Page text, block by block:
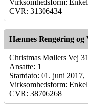
Virksomhedsform:
CVR: 31306434
Hænnes Rengøring og
Christmas Møllers Vej
Ansatte: 1
Startdato: 01. juni 2017,
Virksomhedsform:
CVR: 38706268